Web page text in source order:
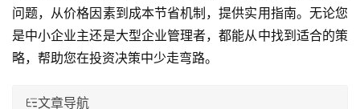
问题，从价格因素到成本节省机制，提供实用指南。无论您
是中小企业主还是大型企业管理者，都能从中找到适合的策
略，帮助您在投资决策中少走弯路。
文章导航